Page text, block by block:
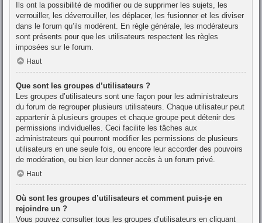
Ils ont la possibilité de modifier ou de supprimer les sujets, les
verrouiller, les déverrouiller, les déplacer, les fusionner et les diviser
dans le forum qu’ils modèrent. En règle générale, les modérateurs
sont présents pour que les utilisateurs respectent les règles
imposées sur le forum.
Haut
Que sont les groupes d’utilisateurs ?
Les groupes d’utilisateurs sont une façon pour les administrateurs
du forum de regrouper plusieurs utilisateurs. Chaque utilisateur peut
appartenir à plusieurs groupes et chaque groupe peut détenir des
permissions individuelles. Ceci facilite les tâches aux
administrateurs qui pourront modifier les permissions de plusieurs
utilisateurs en une seule fois, ou encore leur accorder des pouvoirs
de modération, ou bien leur donner accès à un forum privé.
Haut
Où sont les groupes d’utilisateurs et comment puis-je en
rejoindre un ?
Vous pouvez consulter tous les groupes d’utilisateurs en cliquant